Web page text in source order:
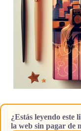
¿Estás leyendo
la web sin pagar de